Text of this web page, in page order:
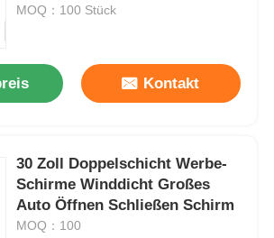
Windfest
MOQ：100 Stück
Kontakt
30 Zoll Doppelschicht Werbe-
Schirme Winddicht Großes
Auto Öffnen Schließen Schirm
MOQ：100